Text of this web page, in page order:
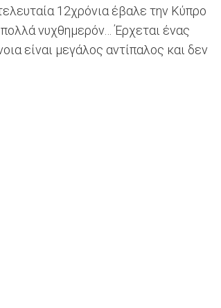
12χρόνια έβαλε την Κύπρο
νυχθημερόν… Έρχεται ένας
είναι μεγάλος αντίπαλος και δεν